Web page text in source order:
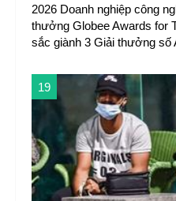
2026 Doanh nghiệp công
thưởng Globee Awards for
sắc giành 3 Giải thưởng số
19